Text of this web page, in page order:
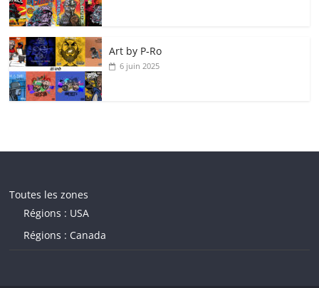
Art by P‑Ro
6 juin 2025
Toutes les zones
Régions : USA
Régions : Canada